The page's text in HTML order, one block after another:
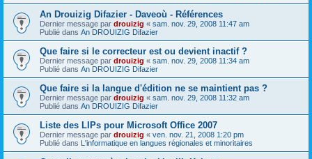
An Drouizig Difazier - Daveoù - Références
Dernier message par drouizig « sam. nov. 29, 2008 11:47 am
Publié dans An DROUIZIG Difazier
Que faire si le correcteur est ou devient inactif ?
Dernier message par drouizig « sam. nov. 29, 2008 11:34 am
Publié dans An DROUIZIG Difazier
Que faire si la langue d'édition ne se maintient pas ?
Dernier message par drouizig « sam. nov. 29, 2008 11:32 am
Publié dans An DROUIZIG Difazier
Liste des LIPs pour Microsoft Office 2007
Dernier message par drouizig « ven. nov. 21, 2008 1:20 pm
Publié dans L'informatique en langues régionales et minoritaires